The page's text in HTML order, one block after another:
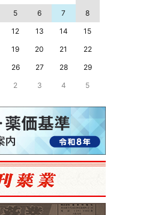
5 6 7
8
12 13 14
15
19 20 21
22
26 27 28
29
2 3 4 5